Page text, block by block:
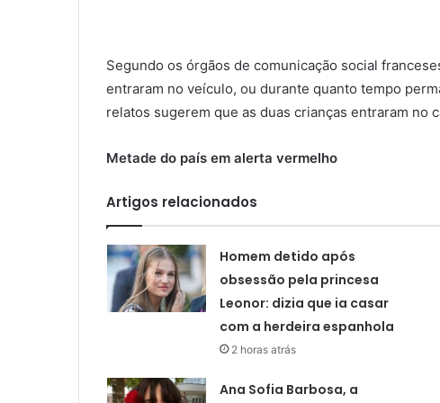
Segundo os órgãos de comunicação social
entraram no veículo, ou durante quanto tempo
relatos sugerem que as duas crianças entraram no
Metade do país em alerta vermelho
Artigos relacionados
Homem detido após
obsessão pela princesa
Leonor: dizia que ia casar
com a herdeira espanhola
2 horas atrás
Ana Sofia Barbosa, a